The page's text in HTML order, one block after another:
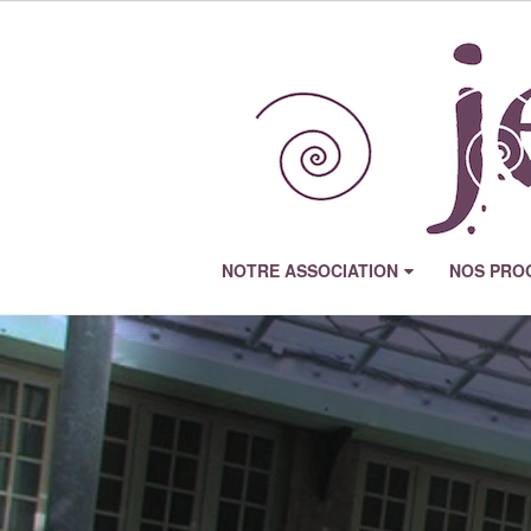
NOTRE ASSOCIATION NOS